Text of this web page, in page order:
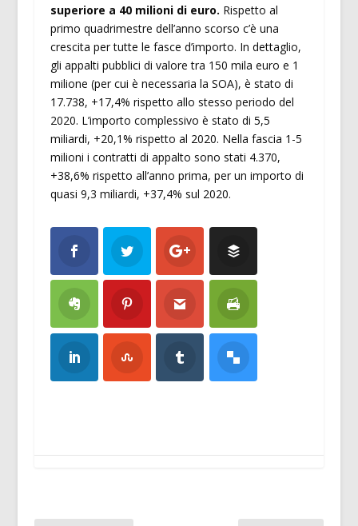
superiore a 40 milioni di euro. Rispetto al
primo quadrimestre dell’anno scorso c’è una
crescita per tutte le fasce d’importo. In dettaglio,
gli appalti pubblici di valore tra 150 mila euro e 1
milione (per cui è necessaria la SOA), è stato di
17.738, +17,4% rispetto allo stesso periodo del
2020. L’importo complessivo è stato di 5,5
miliardi, +20,1% rispetto al 2020. Nella fascia 1-5
milioni i contratti di appalto sono stati 4.370,
+38,6% rispetto all’anno prima, per un importo di
quasi 9,3 miliardi, +37,4% sul 2020.